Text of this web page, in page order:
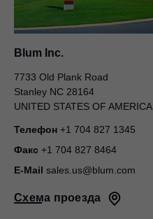
Blum Inc.
7733 Old Plank Road
Stanley NC 28164
UNITED STATES OF AMERICA
Телефон +1 704 827 1345
Факс +1 704 827 8464
E-Mail sales.us@blum.com
Схема проезда